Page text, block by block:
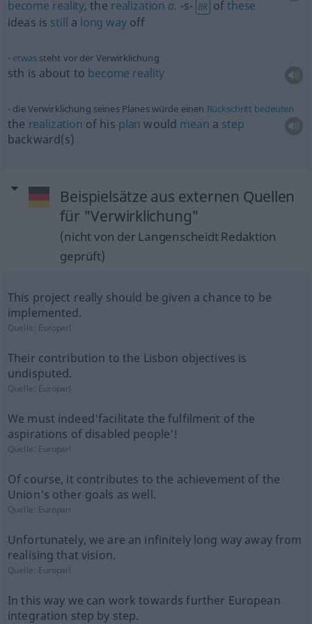
become reality, the realization a. -s- BR ofthese
ideas is still a long wayoff
etwassteht vor der Verwirklichung
sth is about to become reality
die Verwirklichung seines Planes würde einen Rückschritt bedeuten
the realization of his plan would mean a step
backward(s)
Beispielsätze aus externen Quellen
für "Verwirklichung"
(nicht von der Langenscheidt Redaktion
geprüft)
This project really should be given a chance to be
implemented.
Quelle: Europarl
Their contribution to the Lisbon objectives is
undisputed.
Quelle: Europarl
We must indeed'facilitate the fulfilment of the
aspirations of disabled people'!
Quelle: Europarl
Of course, it contributes to the achievement of the
Union's other goals as well.
Quelle: Europarl
Unfortunately, we are an infinitely long way away from
realising that vision.
Quelle: Europarl
In this way we can work towards further European
integration step by step.